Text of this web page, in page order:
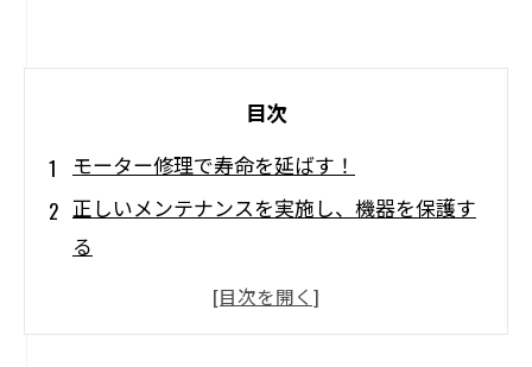
目次
モーター修理で寿命を延ばす！
正しいメンテナンスを実施し、機器を保護す
る
専門知識と経験による高品質な修理サービス
エンジニアによる定期点検で問題を事前に予